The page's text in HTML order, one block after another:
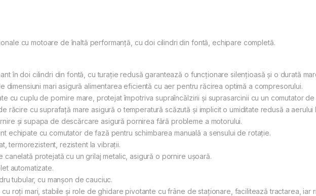
cu motoare de înaltă performanță, cu doi cilindri din fontă, echipare completă.
în doi cilindri din fontă, cu turație redusă garantează o funcționare silențioasă și o durată
dimensiuni mari asigură alimentarea eficientă cu aer pentru răcirea optimă a compresorului.
cu cuplu de pornire mare, protejat împotriva supraîncălzirii și suprasarcinii cu un comutator
răcire cu suprafață mare asigură o temperatură scăzută și implicit o umiditate redusă a aerului
și supapa de descărcare asigură pornirea fără probleme a motorului.
echipate cu comutator de fază pentru schimbarea manuală a sensului de rotație.
termorezistent, rezistent la vibrații.
canelată protejată cu un grilaj metalic, asigură o pornire ușoară.
automatizate.
tubular, cu manșon de cauciuc.
roți mari, stabile și role de ghidare pivotante cu frâne de staționare, facilitează tractarea, iar